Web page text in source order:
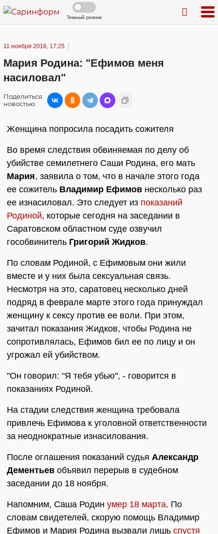
Темный режим
11 ноября 2016, 17:25
Мария Родина: "Ефимов меня
насиловал"
Поделиться
новостью:
Женщина попросила посадить сожителя
Во время следствия обвиняемая по делу об
убийстве семилетнего Саши Родина, его мать
Мария, заявила о том, что в начале этого года
ее сожитель Владимир Ефимов несколько раз
ее изнасиловал. Это следует из показаний
Родиной, которые сегодня на заседании в
Саратовском областном суде озвучил
гособвинитель Григорий Жидков.
По словам Родиной, с Ефимовым они жили
вместе и у них была сексуальная связь.
Несмотря на это, саратовец несколько дней
подряд в феврале марте этого года принуждал
женщину к сексу против ее воли. При этом,
зачитал показания Жидков, чтобы Родина не
сопротивлялась, Ефимов бил ее по лицу и он
угрожал ей убийством.
"Он говорил: "Я тебя убью", - говорится в
показаниях Родиной.
На стадии следствия женщина требовала
привлечь Ефимова к уголовной ответственности
за неоднократные изнасилования.
После оглашения показаний судья Александр
Дементьев объявил перерыв в судебном
заседании до 18 ноября.
Напомним, Саша Родин умер 18 марта. По
словам свидетелей, скорую помощь Владимир
Ефимов и Мария Родина вызвали лишь спустя